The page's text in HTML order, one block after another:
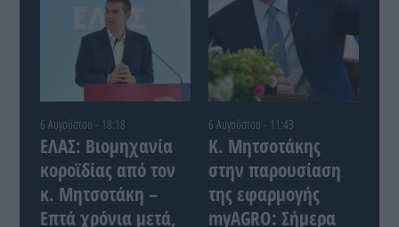
6 Αυγούστου - 18:18
ΕΛΑΣ: Βιομηχανία
κοροϊδίας από τον
κ. Μητσοτάκη –
Επτά χρόνια μετά,
6 Αυγούστου - 11:43
Κ. Μητσοτάκης
στην παρουσίαση
της εφαρμογής
myAGRO: Σήμερα